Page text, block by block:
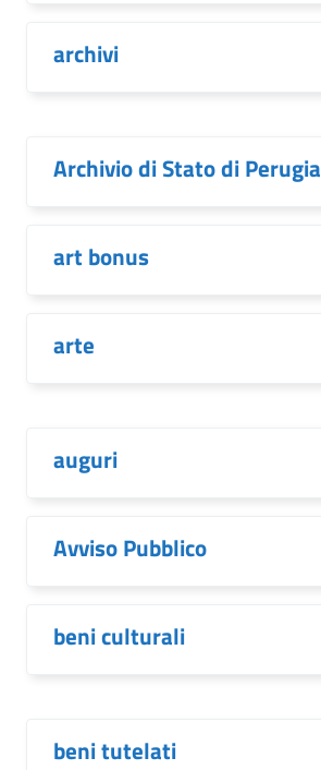
archivi
Archivio di Stato di Perugia
art bonus
arte
auguri
Avviso Pubblico
beni culturali
beni tutelati